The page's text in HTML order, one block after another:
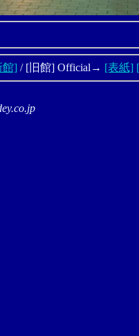
館] / [旧館] Official→ [表紙]